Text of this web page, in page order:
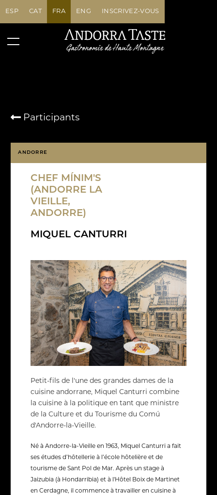
ESP CAT FRA ENG INSCRIVEZ-VOUS
Participants
ANDORRE
MIQUEL CANTURRI
CHEF MÍNIM'S
(ANDORRE LA
VIEILLE,
ANDORRE)
Petit-fils de l'une des grandes dames de la
cuisine andorrane, Miquel Canturri combine
la cuisine à la politique en tant que ministre
de la Culture et du Tourisme du Comú
d'Andorre-la-Vieille.
Né à Andorre-la-Vieille en 1963, Miquel Canturri a fait
ses études d’hôtellerie à l’école hôtelière et de
tourisme de Sant Pol de Mar. Après un stage à
Jaizubia (à Hondarribia) et à l'Hôtel Boix de Martinet
en Cerdagne, il commence à travailler en cuisine à